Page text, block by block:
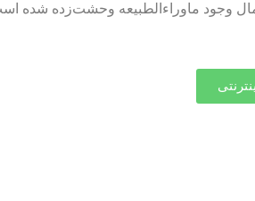
وجود ماوراءالطبیعه وحشت‌زده شده